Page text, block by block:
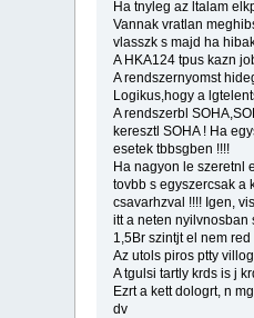
Ha tnyleg az ltalam
Vannak vratlan
vlasszk s majd ha
A HKA124 tpus kazn
A rendszernyomst
Logikus,hogy a
A rendszerbl
keresztl SOHA ! Ha
esetek tbbsgben !!!!
Ha nagyon le szeretnl
tovbb s egyszercsak a
csavarhzval !!!! Igen,
itt a neten nyilvnosban
1,5Br szintjt el nem
Az utols piros ptty
A tgulsi tartly krds is j
Ezrt a kett dologrt, n
dv